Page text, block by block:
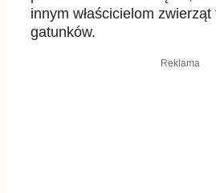
innym właścicielom
gatunków.
Reklama